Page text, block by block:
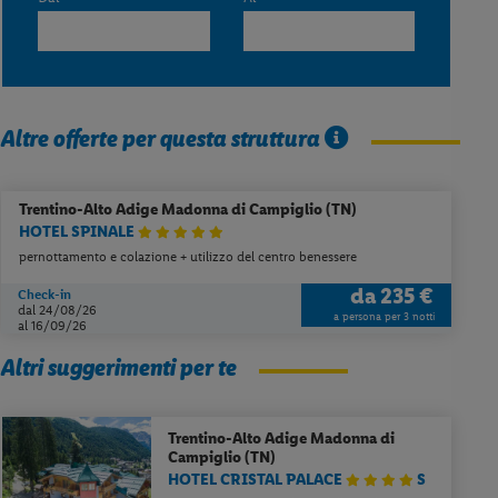
Altre offerte per questa struttura
Trentino-Alto Adige Madonna di Campiglio (TN)
HOTEL SPINALE
pernottamento e colazione + utilizzo del centro benessere
Check-in
dal 24/08/26
al 16/09/26
da235 €
a persona per 3 notti
Altri suggerimenti per te
Trentino-Alto Adige Madonna di
Campiglio (TN)
HOTEL CRISTAL PALACE
S